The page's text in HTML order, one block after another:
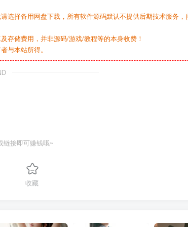
选择备用网盘下载，所有软件源码默认不提供后期技术服务，
存储费用，并非源码/游戏/教程等的本身收费！
与本站所得。
链接即可赚钱哦~
收藏